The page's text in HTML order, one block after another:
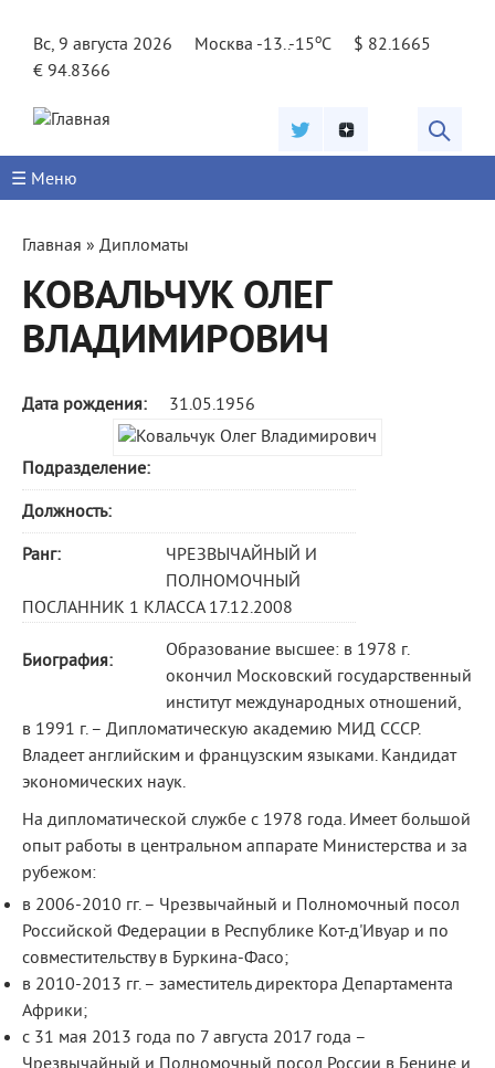
Вс, 9 августа 2026
Москва -13..-15oC
$ 82.1665
€ 94.8366
☰ Меню
Вы
здесь
Главная » Дипломаты
КОВАЛЬЧУК ОЛЕГ
ВЛАДИМИРОВИЧ
Дата рождения: 31.05.1956
Подразделение:
Должность:
Ранг:
ЧРЕЗВЫЧАЙНЫЙ И
ПОЛНОМОЧНЫЙ
ПОСЛАННИК 1 КЛАССА 17.12.2008
Биография:
Образование высшее: в 1978 г.
окончил Московский государственный
институт международных отношений,
в 1991 г. – Дипломатическую академию МИД СССР.
Владеет английским и французским языками. Кандидат
экономических наук.
На дипломатической службе с 1978 года. Имеет большой
опыт работы в центральном аппарате Министерства и за
рубежом:
в 2006-2010 гг. – Чрезвычайный и Полномочный посол
Российской Федерации в Республике Кот-д'Ивуар и по
совместительству в Буркина-Фасо;
в 2010-2013 гг. – заместитель директора Департамента
Африки;
с 31 мая 2013 года по 7 августа 2017 года –